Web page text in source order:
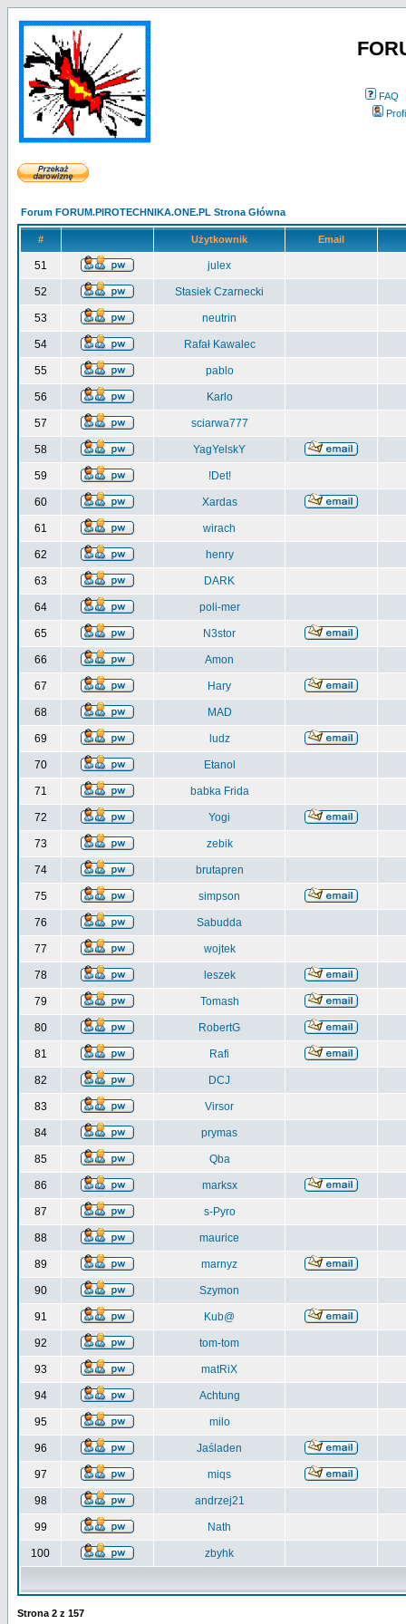
FAQ
Forum FORUM.PIROTECHNIKA.ONE.PL Strona Główna
# Użytkownik Email
51 julex
52 Stasiek Czarnecki
53 neutrin
54 Rafał Kawalec
55 pablo
56 Karlo
57 sciarwa777
58 YagYelskY
59 !Det!
60 Xardas
61 wirach
62 henry
63 DARK
64 poli-mer
65 N3stor
66 Amon
67 Hary
68 MAD
69 ludz
70 Etanol
71 babka Frida
72 Yogi
73 zebik
74 brutapren
75 simpson
76 Sabudda
77 wojtek
78 leszek
79 Tomash
80 RobertG
81 Rafi
82 DCJ
83 Virsor
84 prymas
85 Qba
86 marksx
87 s-Pyro
88 maurice
89 marnyz
90 Szymon
91 Kub@
92 tom-tom
93 matRiX
94 Achtung
95 milo
96 Jaśladen
97 miqs
98 andrzej21
99 Nath
100 zbyhk
Strona 2 z 157